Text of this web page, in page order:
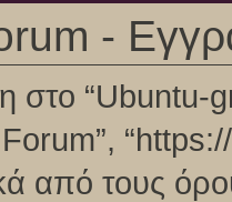
-
“Ubuntu-gr
από τους